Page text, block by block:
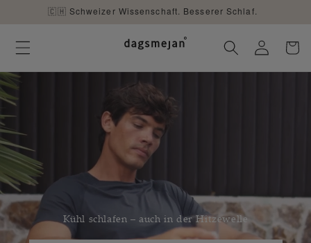
DIREKT🇨🇭 Schweizer Wissenschaft. Besserer Schlaf.
Einloggen
Kühl schlafen – auch in der Hitzewelle